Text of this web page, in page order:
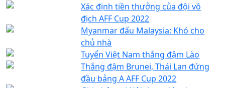
Xác định tiền thưởng của đội vô
địch AFF Cup 2022
Myanmar đấu Malaysia: Khó cho
chủ nhà
Tuyển Việt Nam thắng đậm Lào
Thắng đậm Brunei, Thái Lan đứng
đầu bảng A AFF Cup 2022